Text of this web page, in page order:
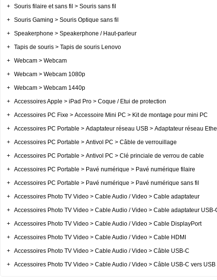
+ Souris filaire et sans fil > Souris sans fil
+ Souris Gaming > Souris Optique sans fil
+ Speakerphone > Speakerphone / Haut-parleur
+ Tapis de souris > Tapis de souris Lenovo
+ Webcam > Webcam
+ Webcam > Webcam 1080p
+ Webcam > Webcam 1440p
+ Accessoires Apple > iPad Pro > Coque / Etui de protection
+ Accessoires PC Fixe > Accessoire Mini PC > Kit de montage pour mini PC
+ Accessoires PC Portable > Adaptateur réseau USB > Adaptateur réseau
+ Accessoires PC Portable > Antivol PC > Câble de verrouillage
+ Accessoires PC Portable > Antivol PC > Clé princiale de verrou de cable
+ Accessoires PC Portable > Pavé numérique > Pavé numérique filaire
+ Accessoires PC Portable > Pavé numérique > Pavé numérique sans fil
+ Accessoires Photo TV Video > Cable Audio / Video > Cable adaptateur
+ Accessoires Photo TV Video > Cable Audio / Video > Cable adaptateur USB-
+ Accessoires Photo TV Video > Cable Audio / Video > Cable DisplayPort
+ Accessoires Photo TV Video > Cable Audio / Video > Cable HDMI
+ Accessoires Photo TV Video > Cable Audio / Video > Câble USB-C
+ Accessoires Photo TV Video > Cable Audio / Video > Câble USB-C vers USB